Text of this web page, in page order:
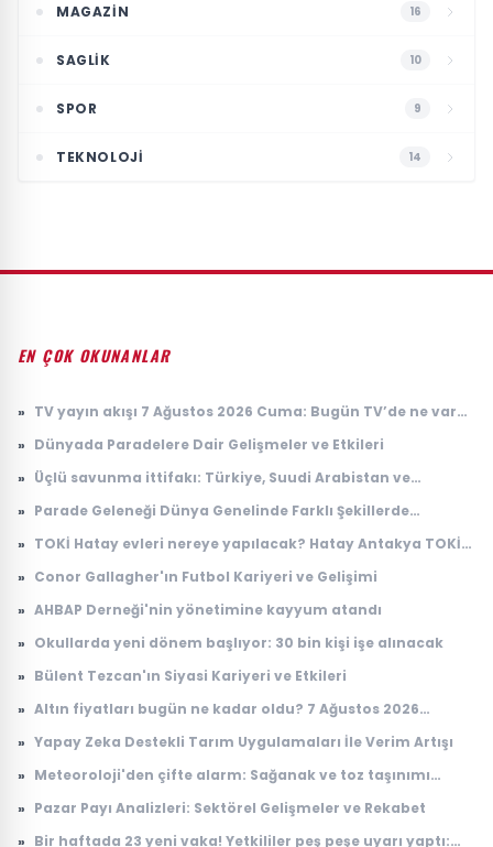
MAGAZIN 16
SAGLIK 10
SPOR 9
TEKNOLOJI 14
EN ÇOK OKUNANLAR
» TV yayın akışı 7 Ağustos 2026 Cuma: Bugün TV’de ne var?
akışı
» Dünyada Paradelere Dair Gelişmeler ve Etkileri
» Üçlü savunma ittifakı: Türkiye, Suudi Arabistan ve
» Parade Geleneği Dünya Genelinde Farklı Şekillerde
» TOKİ Hatay evleri nereye yapılacak? Hatay Antakya TOKİ
» Conor Gallagher'ın Futbol Kariyeri ve Gelişimi
» AHBAP Derneği'nin yönetimine kayyum atandı
» Okullarda yeni dönem başlıyor: 30 bin kişi işe alınacak
» Bülent Tezcan'ın Siyasi Kariyeri ve Etkileri
» Altın fiyatları bugün ne kadar oldu? 7 Ağustos 2026
» Yapay Zeka Destekli Tarım Uygulamaları İle Verim Artışı
» Meteoroloji'den çifte alarm: Sağanak ve toz taşınımı
» Pazar Payı Analizleri: Sektörel Gelişmeler ve Rekabet
» Bir haftada 23 yeni vaka! Yetkililer peş peşe uyarı yaptı: